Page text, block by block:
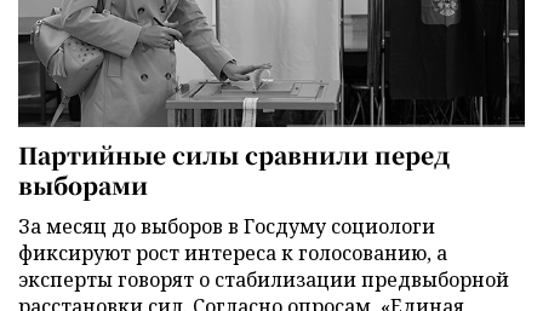
Партийные силы сравнили перед
выборами
За месяц до выборов в Госдуму социологи
фиксируют рост интереса к голосованию, а
эксперты говорят о стабилизации предвыборной